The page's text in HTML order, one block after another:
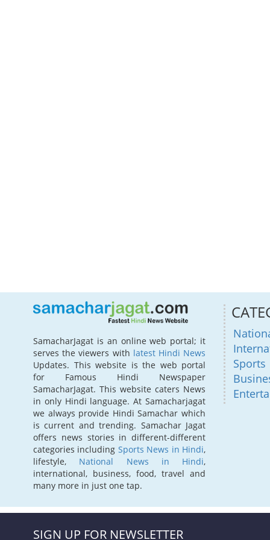
SamacharJagat is an online web portal; it
serves the viewers with latest Hindi News
Updates. This website is the web portal
for Famous Hindi Newspaper
SamacharJagat. This website caters News
in only Hindi language. At Samacharjagat
we always provide Hindi Samachar which
is current and trending. Samachar Jagat
offers news stories in different-different
categories including Sports News in Hindi,
lifestyle, National News in Hindi,
international, business, food, travel and
many more in just one tap.
Sports
SIGN UP FOR NEWSLETTER